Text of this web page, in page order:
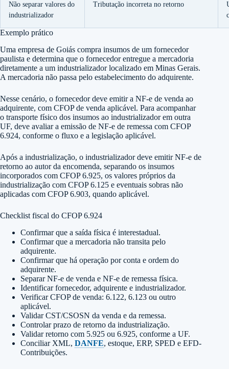
Não separar valores do
industrializador
Tributação incorreta no retorno
Exemplo prático
Uma empresa de Goiás compra insumos de um fornecedor
paulista e determina que o fornecedor entregue a mercadoria
diretamente a um industrializador localizado em Minas Gerais.
A mercadoria não passa pelo estabelecimento do adquirente.
Nesse cenário, o fornecedor deve emitir a NF-e de venda ao
adquirente, com CFOP de venda aplicável. Para acompanhar
o transporte físico dos insumos ao industrializador em outra
UF, deve avaliar a emissão de NF-e de remessa com CFOP
6.924, conforme o fluxo e a legislação aplicável.
Após a industrialização, o industrializador deve emitir NF-e de
retorno ao autor da encomenda, separando os insumos
incorporados com CFOP 6.925, os valores próprios da
industrialização com CFOP 6.125 e eventuais sobras não
aplicadas com CFOP 6.903, quando aplicável.
Checklist fiscal do CFOP 6.924
Confirmar que a saída física é interestadual.
Confirmar que a mercadoria não transita pelo
adquirente.
Confirmar que há operação por conta e ordem do
adquirente.
Separar NF-e de venda e NF-e de remessa física.
Identificar fornecedor, adquirente e industrializador.
Verificar CFOP de venda: 6.122, 6.123 ou outro
aplicável.
Validar CST/CSOSN da venda e da remessa.
Controlar prazo de retorno da industrialização.
Validar retorno com 5.925 ou 6.925, conforme a UF.
Conciliar XML, DANFE, estoque, ERP, SPED e EFD-
Contribuições.